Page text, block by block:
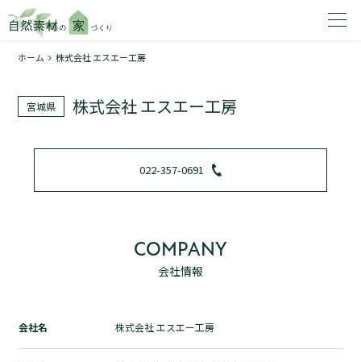
1
トップページ
加盟店検索
ホーム 株式会社 エスエー工房
宮城県 株式会社 エスエー工房
022-357-0691
COMPANY
会社情報
会社名 株式会社 エスエー工房